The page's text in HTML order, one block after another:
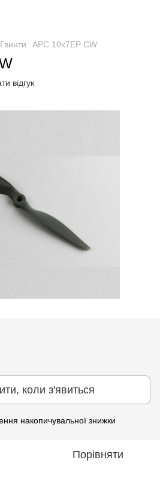
Гвинти APC 10x7EP CW
відгук
коли з'явиться
накопичувальної знижки
Порівняти